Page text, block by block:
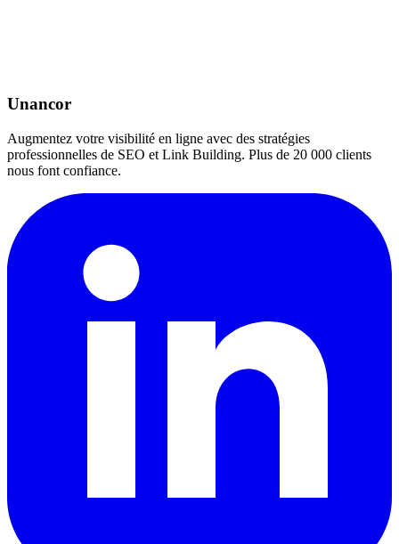
Unancor
Augmentez votre visibilité en ligne avec des stratégies
professionnelles de SEO et Link Building. Plus de 20 000 clients
nous font confiance.